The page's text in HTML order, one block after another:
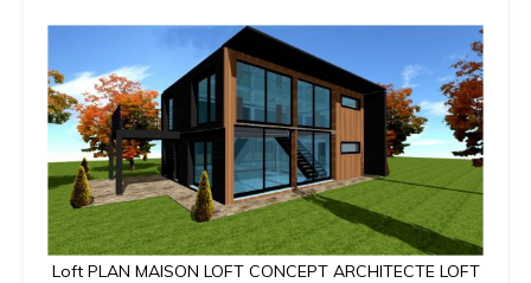
Loft PLAN MAISON LOFT CONCEPT ARCHITECTE LOFT